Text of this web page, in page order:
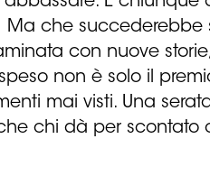
che succederebbe
con nuove
non è solo il
mai visti. Una
chi dà per scontato